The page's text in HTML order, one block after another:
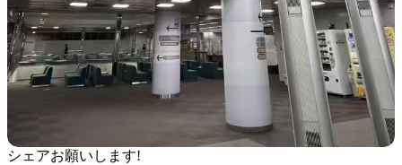
シェアお願いします!